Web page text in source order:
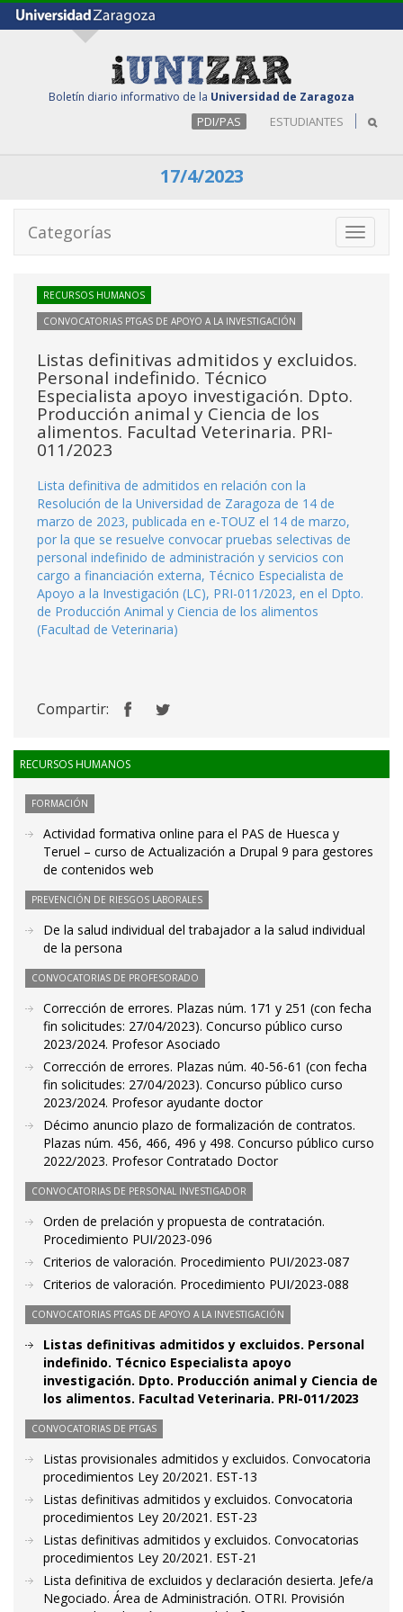
Boletín diario informativo de la Universidad de Zaragoza
PDI/PAS ESTUDIANTES
17/4/2023
Toggle
Categorías
RECURSOS HUMANOS
CONVOCATORIAS PTGAS DE APOYO A LA INVESTIGACIÓN
Listas definitivas admitidos y excluidos.
Personal indefinido. Técnico
Especialista apoyo investigación. Dpto.
Producción animal y Ciencia de los
alimentos. Facultad Veterinaria. PRI-
011/2023
Lista definitiva de admitidos en relación con la
Resolución de la Universidad de Zaragoza de 14 de
marzo de 2023, publicada en e-TOUZ el 14 de marzo,
por la que se resuelve convocar pruebas selectivas de
personal indefinido de administración y servicios con
cargo a financiación externa, Técnico Especialista de
Apoyo a la Investigación (LC), PRI-011/2023, en el Dpto.
de Producción Animal y Ciencia de los alimentos
(Facultad de Veterinaria)
Compartir:
RECURSOS HUMANOS
FORMACIÓN
Actividad formativa online para el PAS de Huesca y
Teruel – curso de Actualización a Drupal 9 para gestores
de contenidos web
PREVENCIÓN DE RIESGOS LABORALES
De la salud individual del trabajador a la salud individual
de la persona
CONVOCATORIAS DE PROFESORADO
Corrección de errores. Plazas núm. 171 y 251 (con fecha
fin solicitudes: 27/04/2023). Concurso público curso
2023/2024. Profesor Asociado
Corrección de errores. Plazas núm. 40-56-61 (con fecha
fin solicitudes: 27/04/2023). Concurso público curso
2023/2024. Profesor ayudante doctor
Décimo anuncio plazo de formalización de contratos.
Plazas núm. 456, 466, 496 y 498. Concurso público curso
2022/2023. Profesor Contratado Doctor
CONVOCATORIAS DE PERSONAL INVESTIGADOR
Orden de prelación y propuesta de contratación.
Procedimiento PUI/2023-096
Criterios de valoración. Procedimiento PUI/2023-087
Criterios de valoración. Procedimiento PUI/2023-088
CONVOCATORIAS PTGAS DE APOYO A LA INVESTIGACIÓN
Listas definitivas admitidos y excluidos. Personal
indefinido. Técnico Especialista apoyo
investigación. Dpto. Producción animal y Ciencia de
los alimentos. Facultad Veterinaria. PRI-011/2023
CONVOCATORIAS DE PTGAS
Listas provisionales admitidos y excluidos. Convocatoria
procedimientos Ley 20/2021. EST-13
Listas definitivas admitidos y excluidos. Convocatoria
procedimientos Ley 20/2021. EST-23
Listas definitivas admitidos y excluidos. Convocatorias
procedimientos Ley 20/2021. EST-21
Lista definitiva de excluidos y declaración desierta. Jefe/a
Negociado. Área de Administración. OTRI. Provisión